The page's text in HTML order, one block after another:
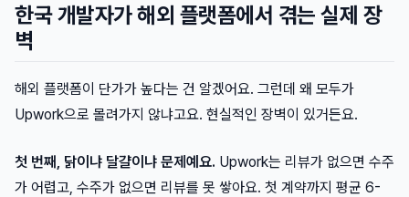
한국 개발자가 해외 플랫폼에서 겪는 실제 장
벽
해외 플랫폼이 단가가 높다는 건 알겠어요. 그런데 왜 모두가
Upwork으로 몰려가지 않냐고요. 현실적인 장벽이 있거든요.
첫 번째, 닭이냐 달걀이냐 문제예요. Upwork는 리뷰가 없으면 수주
가 어렵고, 수주가 없으면 리뷰를 못 쌓아요. 첫 계약까지 평균 6-